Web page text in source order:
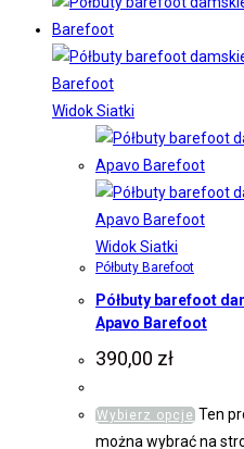
Widok Siatki
Widok Siatki
Półbuty Barefoot
Półbuty barefoot
Apavo Barefoot
390,00 zł
Wybierz opcje Ten
można wybrać na